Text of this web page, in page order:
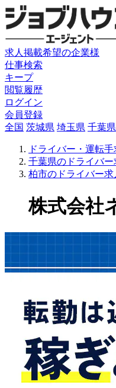
求人掲載希望の企業様
仕事検索
キープ
閲覧履歴
ログイン
会員登録
全国 茨城県 埼玉県 千葉県
ドライバー・運転手
千葉県のドライバー
柏市のドライバー求
株式会社